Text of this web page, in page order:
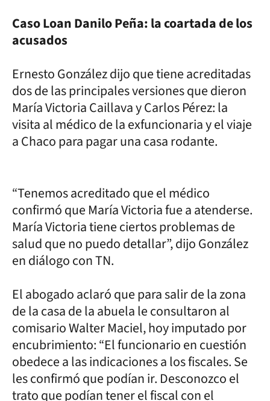
Caso Loan Danilo Peña: la coartada de los
acusados
Ernesto González dijo que tiene acreditadas
dos de las principales versiones que dieron
María Victoria Caillava y Carlos Pérez: la
visita al médico de la exfuncionaria y el viaje
a Chaco para pagar una casa rodante.
“Tenemos acreditado que el médico
confirmó que María Victoria fue a atenderse.
María Victoria tiene ciertos problemas de
salud que no puedo detallar”, dijo González
en diálogo con TN.
El abogado aclaró que para salir de la zona
de la casa de la abuela le consultaron al
comisario Walter Maciel, hoy imputado por
encubrimiento: “El funcionario en cuestión
obedece a las indicaciones a los fiscales. Se
les confirmó que podían ir. Desconozco el
trato que podían tener el fiscal con el